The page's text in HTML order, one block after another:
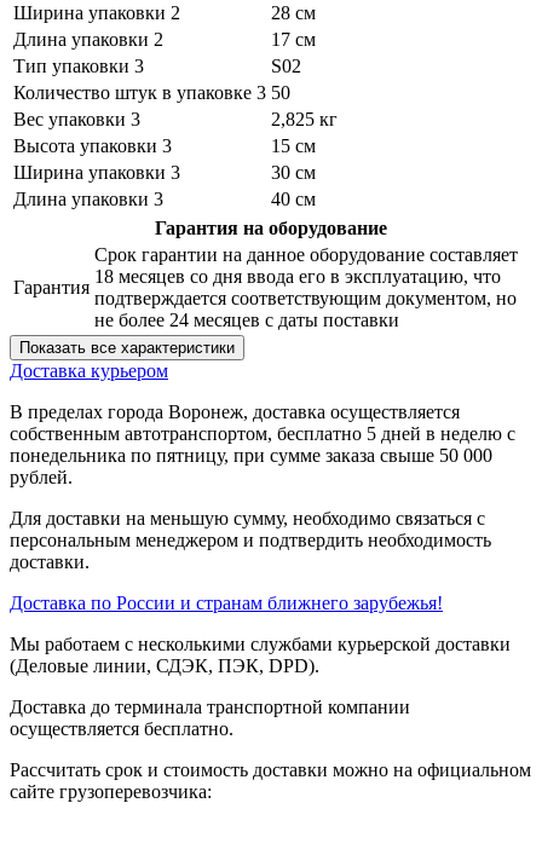
Ширина упаковки 2
28 см
Длина упаковки 2
17 см
Тип упаковки 3
S02
Количество штук в упаковке 3 50
Вес упаковки 3
2,825 кг
Высота упаковки 3
15 см
Ширина упаковки 3
30 см
Длина упаковки 3
40 см
Гарантия на оборудование
Гарантия
Срок гарантии на данное оборудование составляет
18 месяцев со дня ввода его в эксплуатацию, что
подтверждается соответствующим документом, но
не более 24 месяцев с даты поставки
Показать все характеристики
Доставка курьером
В пределах города Воронеж, доставка осуществляется
собственным автотранспортом, бесплатно 5 дней в неделю с
понедельника по пятницу, при сумме заказа свыше 50 000
рублей.
Для доставки на меньшую сумму, необходимо связаться с
персональным менеджером и подтвердить необходимость
доставки.
Доставка по России и странам ближнего зарубежья!
Мы работаем с несколькими службами курьерской доставки
(Деловые линии, СДЭК, ПЭК, DPD).
Доставка до терминала транспортной компании
осуществляется бесплатно.
Рассчитать срок и стоимость доставки можно на официальном
сайте грузоперевозчика: